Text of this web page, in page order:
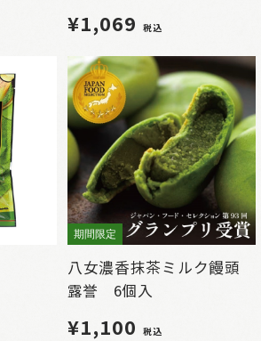
¥1,069 税込
期間限定
八女濃香抹茶ミルク饅頭
露誉 6個入
¥1,100 税込